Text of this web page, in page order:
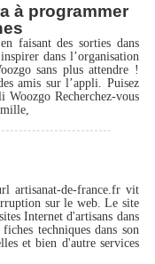
à programmer
faisant des sorties dans
dans l’organisation
sans plus attendre !
amis sur l’appli. Puisez
Woozgo Recherchez-vous
artisanat-de-france.fr vit
sur le web. Le site
Internet d'artisans dans
techniques dans son
et bien d'autre services